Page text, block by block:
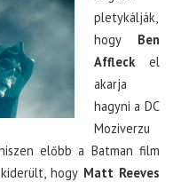
pletykálják,
hogy Ben
Affleck el
akarja
hagyni a DC
Moziverzu
előbb a Batman film
hogyMatt Reeves